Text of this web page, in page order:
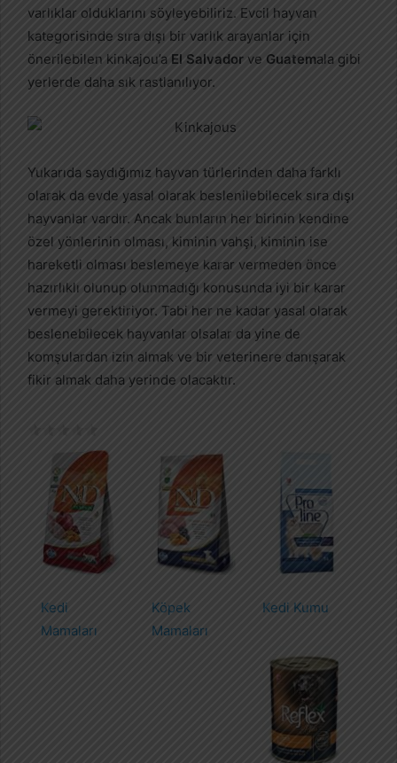
varlıklar olduklarını söyleyebiliriz. Evcil hayvan
kategorisinde sıra dışı bir varlık arayanlar için
önerilebilen kinkajou’a El Salvador ve Guatemala gibi
yerlerde daha sık rastlanılıyor.
Yukarıda saydığımız hayvan türlerinden daha farklı
olarak da evde yasal olarak beslenilebilecek sıra dışı
hayvanlar vardır. Ancak bunların her birinin kendine
özel yönlerinin olması, kiminin vahşi, kiminin ise
hareketli olması beslemeye karar vermeden önce
hazırlıklı olunup olunmadığı konusunda iyi bir karar
vermeyi gerektiriyor. Tabi her ne kadar yasal olarak
beslenebilecek hayvanlar olsalar da yine de
komşulardan izin almak ve bir veterinere danışarak
fikir almak daha yerinde olacaktır.
Kedi
Mamaları
Köpek
Mamaları
Kedi Kumu